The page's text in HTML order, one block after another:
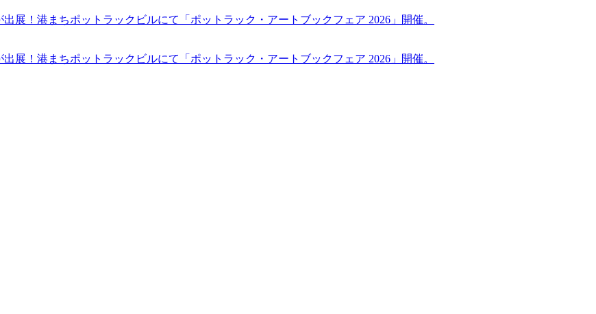
展！港まちポットラックビルにて「ポットラック・アートブックフェア 2026」開催。
展！港まちポットラックビルにて「ポットラック・アートブックフェア 2026」開催。